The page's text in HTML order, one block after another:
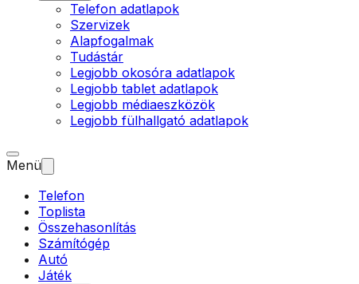
Telefon adatlapok
Szervizek
Alapfogalmak
Tudástár
Legjobb okosóra adatlapok
Legjobb tablet adatlapok
Legjobb médiaeszközök
Legjobb fülhallgató adatlapok
Menü
Telefon
Toplista
Összehasonlítás
Számítógép
Autó
Játék